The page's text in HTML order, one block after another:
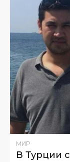
МИР
В Турции